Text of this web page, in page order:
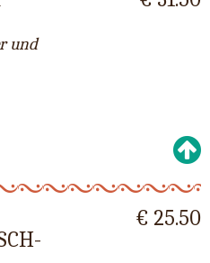
und
€ 25.50